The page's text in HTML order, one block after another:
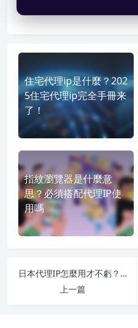
住宅代理ip是什麼？202
5住宅代理ip完全手冊来
了！
指紋瀏覽器是什麼意
思？必須搭配代理IP使
用嗎
日本代理IP怎麼用才不虧？ 避坑實操
上一篇